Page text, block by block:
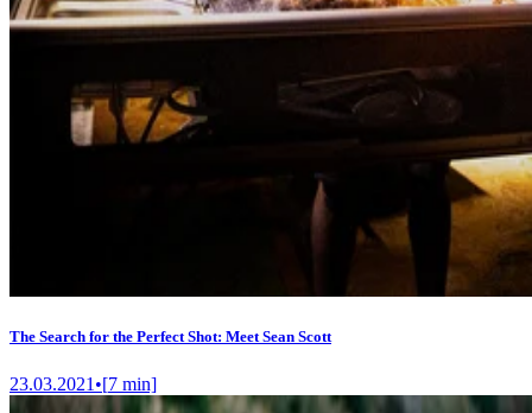
The Search for the Perfect Shot: Meet Sean Scott
23.03.2021 •[7 min]